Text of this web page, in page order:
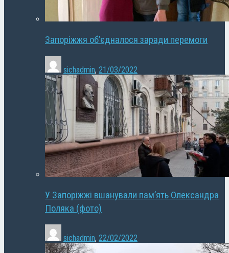
Запоріжжя об’єдналося заради перемоги
sichadmin, 21/03/2022
У Запоріжжі вшанували пам’ять Олександра
Поляка (фото)
sichadmin, 22/02/2022